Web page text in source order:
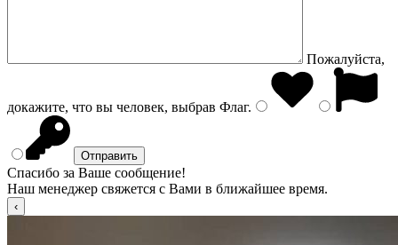
Пожалуйста,
докажите, что вы человек, выбрав Флаг.
Спасибо за Ваше сообщение!
Наш менеджер свяжется с Вами в ближайшее время.